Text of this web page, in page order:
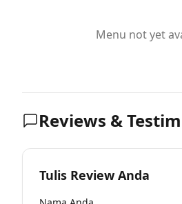
Menu not yet
Reviews &
Tulis Review Anda